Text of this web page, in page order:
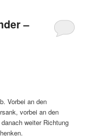
–
Vorbei an den
vorbei an den
weiter Richtung